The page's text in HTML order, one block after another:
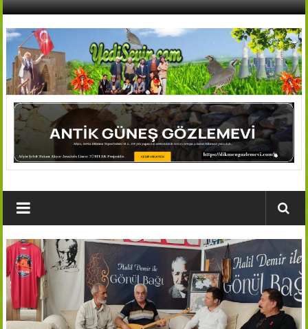
İçeriğe
AFŞİN
YEDİSEVİN
HABER
Köyleri
Haber
Portalı